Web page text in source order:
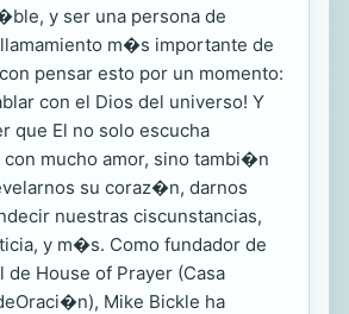
y ser una persona de
m�s importante de
pensar esto por un momento:
con el Dios del universo! Y
que El no solo escucha
mucho amor, sino tambi�n
su coraz�n, darnos
nuestras ciscunstancias,
y m�s. Como fundador de
de House of Prayer (Casa
Mike Bickle ha